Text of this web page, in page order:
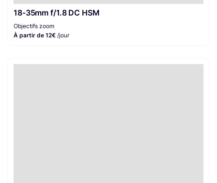
18-35mm f/1.8 DC HSM
Objectifs zoom
À partir de 12€ /jour